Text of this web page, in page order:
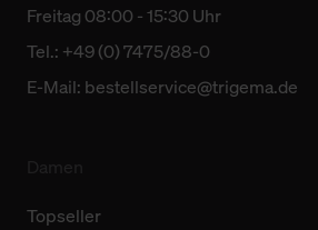
Freitag 08:00 - 15:30 Uhr
Tel.: +49 (0) 7475/88-0
E-Mail: bestellservice@trigema.de
Topseller